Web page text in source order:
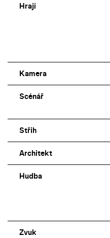
Hrají
Kamera
Scénář
Střih
Architekt
Hudba
Zvuk